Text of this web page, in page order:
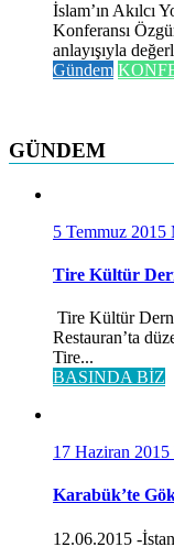
İslam’ın Akılcı
Konferansı
anlayışıyla
Gündem
GÜNDEM
5 Temmuz 2015
Tire Kültür
Tire Kültür
Restauran’ta
Tire...
BASINDA BİZ
17 Haziran 2015
Karabük’te
12.06.2015 -